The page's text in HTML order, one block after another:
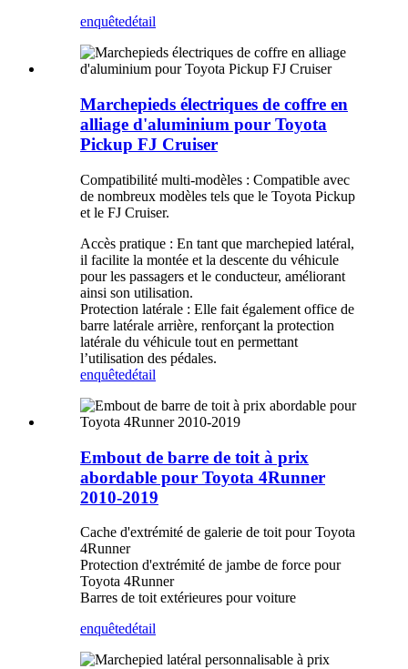
enquêtedétail
Marchepieds électriques de coffre en
alliage d'aluminium pour Toyota
Pickup FJ Cruiser
Compatibilité multi-modèles : Compatible avec
de nombreux modèles tels que le Toyota Pickup
et le FJ Cruiser.
Accès pratique : En tant que marchepied latéral,
il facilite la montée et la descente du véhicule
pour les passagers et le conducteur, améliorant
ainsi son utilisation.
Protection latérale : Elle fait également office de
barre latérale arrière, renforçant la protection
latérale du véhicule tout en permettant
l’utilisation des pédales.
enquêtedétail
Embout de barre de toit à prix
abordable pour Toyota 4Runner
2010-2019
Cache d'extrémité de galerie de toit pour Toyota
4Runner
Protection d'extrémité de jambe de force pour
Toyota 4Runner
Barres de toit extérieures pour voiture
enquêtedétail